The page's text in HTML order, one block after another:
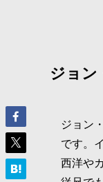
ジョン
ジョン
です。
西洋や